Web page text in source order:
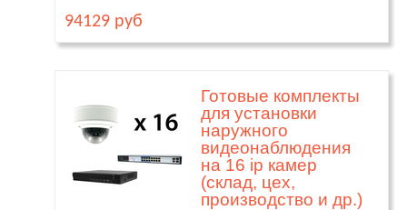
94129 руб
Готовые комплекты
для установки
наружного
видеонаблюдения
на 16 ip камер
(склад, цех,
производство и др.)